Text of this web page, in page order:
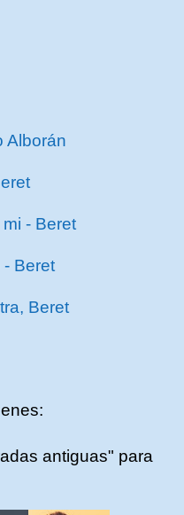
Alborán
- Beret
Beret
Beret
antiguas" para